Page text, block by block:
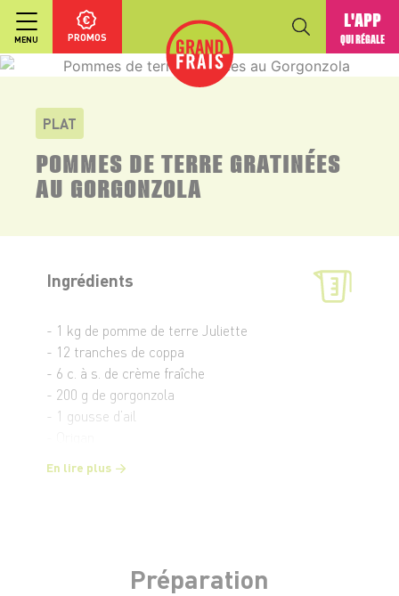
MENU PROMOS
L'APP
QUI RÉGALE
PLAT
POMMES DE TERRE GRATINÉES
AU GORGONZOLA
Ingrédients
- 1 kg de pomme de terre Juliette
- 12 tranches de coppa
- 6 c. à s. de crème fraîche
- 200 g de gorgonzola
- 1 gousse d’ail
En lire plus
Préparation